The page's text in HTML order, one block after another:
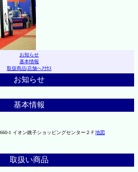
お知らせ
基本情報
取扱商品|店舗へｱｸｾｽ
お知らせ
基本情報
1 イオン銚子ショッピングセンター２Ｆ 地図
取扱い商品